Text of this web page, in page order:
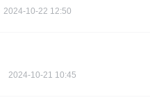
2024-10-22 12:50
2024-10-21 10:45